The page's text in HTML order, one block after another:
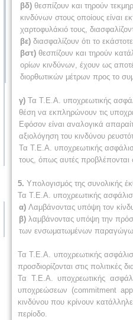
βδ) θεσπίζουν και τηρούν
κινδύνων στους οποίους είναι
χαρτοφυλάκιό τους,
βε) διασφαλίζουν ότι το
βστ) θεσπίζουν και τηρούν
ορίων κινδύνων, έχουν ως
διορθωτικών μέτρων προς το
γ) Τα Τ.Ε.Α. υποχρεωτικής
θέση να εκπληρώνουν τις
Εφόσον είναι αναλογικά
αξιολόγηση του κινδύνου
Τα Τ.Ε.Α. υποχρεωτικής
τους, όπως αυτές προβλέπονται
5. Υπολογισμός της συνολικής
Τα Τ.Ε.Α. υποχρεωτικής
α) Λαμβάνοντας υπόψη τον
β) λαμβάνοντας υπόψη την
των ενσωματωμένων
Τα Τ.Ε.Α. υποχρεωτικής
προσδιορίζονται στις πολιτικές
Τα Τ.Ε.Α. υποχρεωτικής
υποχρεώσεων (commitment
κινδύνου που κρίνουν
περίοδο.